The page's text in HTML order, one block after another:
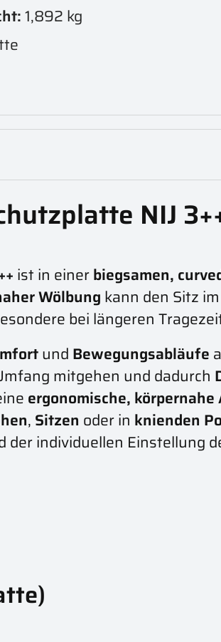
1,892 kg
NIJ
ist in einerbiegsamen,
Wölbung kann den Sitz
bei längeren
und Bewegungsabläufe
mitgehen und dadurch
ergonomische, körpernahe
, Sitzen oder in knienden
individuellen Einstellung